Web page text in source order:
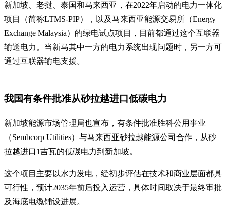
新加坡、老挝、泰国和马来西亚，在2022年启动的电力一体化
项目（简称LTMS-PIP），以及马来西亚能源交易所（Energy
Exchange Malaysia）的绿电试点项目，目前都通过这个互联器
输送电力。当新马其中一方的电力系统出现问题时，另一方可
通过互联器输电支援。
我国有条件批准从砂拉越进口低碳电力
新加坡能源市场管理局也宣布，有条件批准胜科公用事业
（Sembcorp Utilities）与马来西亚砂拉越能源公司合作，从砂
拉越进口1吉瓦的低碳电力到新加坡。
这个项目主要以水力发电，经初步评估在技术和商业层面都具
可行性，预计2035年前后投入运营，具体时间取决于最终审批
及海底电缆铺设进展。